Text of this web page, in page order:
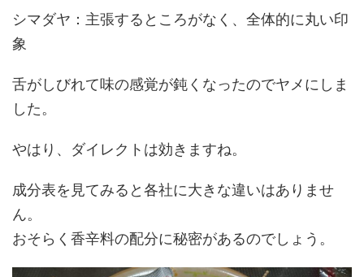
シマダヤ：主張するところがなく、全体的に丸い印
象
舌がしびれて味の感覚が鈍くなったのでヤメにしま
した。
やはり、ダイレクトは効きますね。
成分表を見てみると各社に大きな違いはありませ
ん。
おそらく香辛料の配分に秘密があるのでしょう。